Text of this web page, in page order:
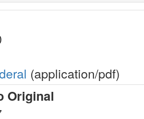
(application/pdf)
Original